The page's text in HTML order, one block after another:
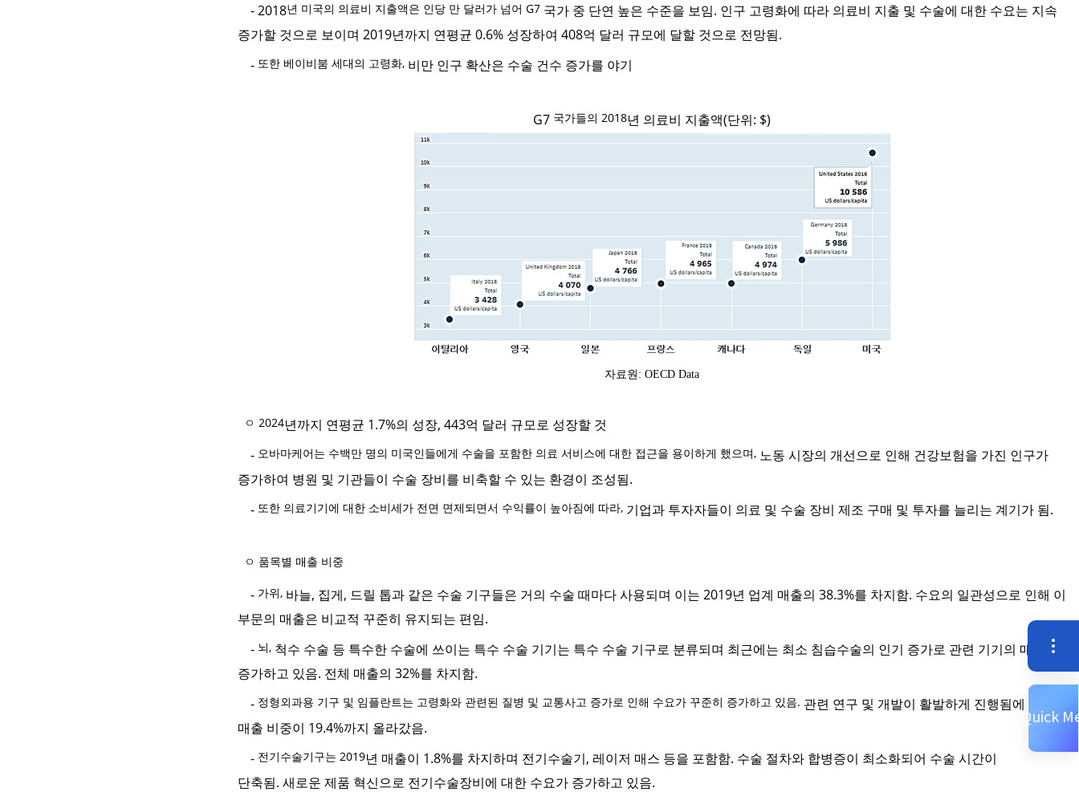
- 2018년 미국의 의료비 지출액은 인당 만 달러가 넘어 G7 국가 중 단연 높은 수준을 보임. 인구 고령화에 따라 의료비 지출 및 수술에 대한 수요는 지속
증가할 것으로 보이며 2019년까지 연평균 0.6% 성장하여 408억 달러 규모에 달할 것으로 전망됨.
- 또한 베이비붐 세대의 고령화, 비만 인구 확산은 수술 건수 증가를 야기
G7 국가들의 2018년 의료비 지출액(단위: $)
자료원: OECD Data
ㅇ 2024년까지 연평균 1.7%의 성장, 443억 달러 규모로 성장할 것
- 오바마케어는 수백만 명의 미국인들에게 수술을 포함한 의료 서비스에 대한 접근을 용이하게 했으며, 노동 시장의 개선으로 인해 건강보험을 가진 인구가
증가하여 병원 및 기관들이 수술 장비를 비축할 수 있는 환경이 조성됨.
- 또한 의료기기에 대한 소비세가 전면 면제되면서 수익률이 높아짐에 따라, 기업과 투자자들이 의료 및 수술 장비 제조 구매 및 투자를 늘리는 계기가 됨.
ㅇ 품목별 매출 비중
- 가위, 바늘, 집게, 드릴 톱과 같은 수술 기구들은 거의 수술 때마다 사용되며 이는 2019년 업계 매출의 38.3%를 차지함. 수요의 일관성으로 인해 이
부문의 매출은 비교적 꾸준히 유지되는 편임.
- 뇌, 척수 수술 등 특수한 수술에 쓰이는 특수 수술 기기는 특수 수술 기구로 분류되며 최근에는 최소 침습수술의 인기 증가로 관련 기기의 매출이
증가하고 있음. 전체 매출의 32%를 차지함.
- 정형외과용 기구 및 임플란트는 고령화와 관련된 질병 및 교통사고 증가로 인해 수요가 꾸준히 증가하고 있음. 관련 연구 및 개발이 활발하게 진행됨에 따라
매출 비중이 19.4%까지 올라갔음.
- 전기수술기구는 2019년 매출이 1.8%를 차지하며 전기수술기, 레이저 매스 등을 포함함. 수술 절차와 합병증이 최소화되어 수술 시간이
단축됨. 새로운 제품 혁신으로 전기수술장비에 대한 수요가 증가하고 있음.
퀵
Quick